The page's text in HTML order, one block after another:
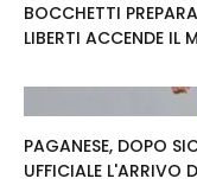
BOCCHETTI
LIBERTI ACCENDE IL
PAGANESE, DOPO
UFFICIALE L'ARRIVO